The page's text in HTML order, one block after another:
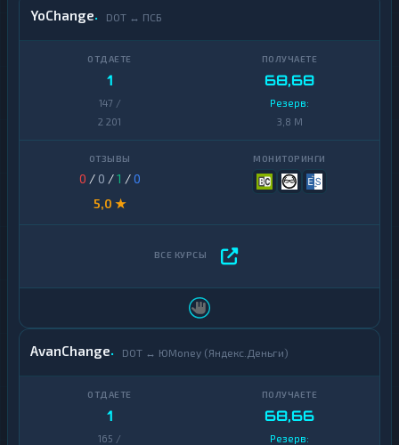
YoChange DOT ↔ ПСБ
1
147 /
2 201
68,68
Резерв:
3,8 M
0 / 0 /1 /0
5,0 ★
AvanChange DOT ↔ ЮMoney (Яндекс.Деньги)
1
165 /
68,66
Резерв: